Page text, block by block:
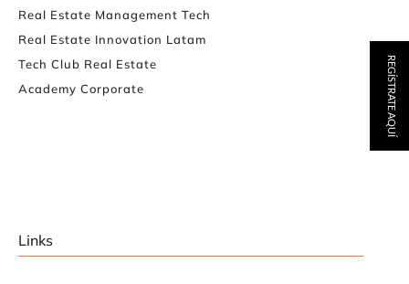
Real Estate Management Tech
Real Estate Innovation Latam
Tech Club Real Estate
Academy Corporate
Links
REGÍSTRATE AQUÍ